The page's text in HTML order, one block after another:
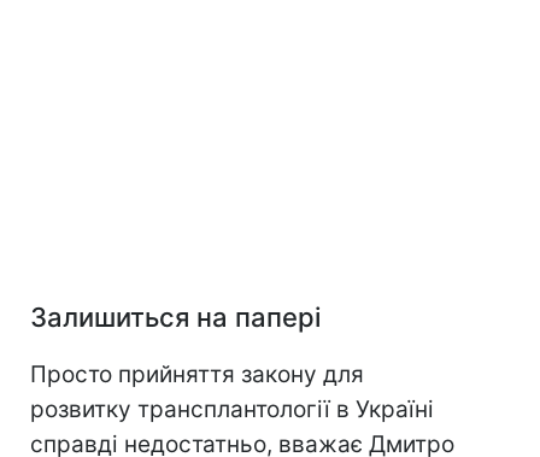
Залишиться на папері
Просто прийняття закону для
розвитку трансплантології в Україні
справді недостатньо, вважає Дмитро